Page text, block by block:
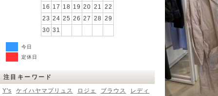
16 17 18 19 20 21 22
23 24 25 26 27 28 29
30 31
今日
定休日
注目キーワード
Y's
ケイハヤマプリュス ロジェ ブラウス
レディ